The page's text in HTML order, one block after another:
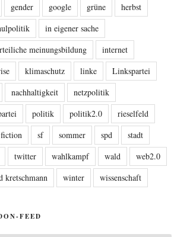
gender google grüne
herbst
in eigener sache
meinungsbildung
internet
klimaschutz linke
Linkspartei
nachhaltigkeit
netzpolitik
politik politik2.0
rieselfeld
fiction
sf sommer spd
stadt
twitter wahlkampf wald
web2.0
kretschmann
winter wissenschaft
FEED